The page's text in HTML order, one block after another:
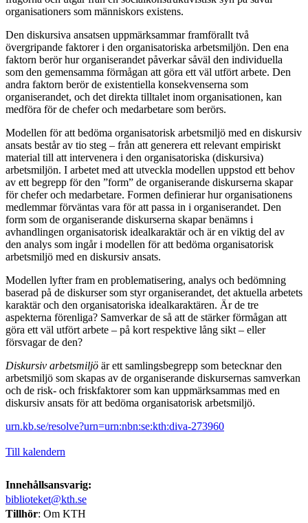
organisationers som människors existens.
Den diskursiva ansatsen uppmärksammar framförallt två
övergripande faktorer i den organisatoriska arbetsmiljön. Den ena
faktorn berör hur organiserandet påverkar såväl den individuella
som den gemensamma förmågan att göra ett väl utfört arbete. Den
andra faktorn berör de existentiella konsekvenserna som
organiserandet, och det direkta tilltalet inom organisationen, kan
medföra för de chefer och medarbetare som berörs.
Modellen för att bedöma organisatorisk arbetsmiljö med en diskursiv
ansats består av tio steg – från att generera ett relevant empiriskt
material till att intervenera i den organisatoriska (diskursiva)
arbetsmiljön. I arbetet med att utveckla modellen uppstod ett behov
av ett begrepp för den ”form” de organiserande diskurserna skapar
för chefer och medarbetare. Formen definierar hur organisationens
medlemmar förväntas vara för att passa in i organiserandet. Den
form som de organiserande diskurserna skapar benämns i
avhandlingen organisatorisk idealkaraktär och är en viktig del av
den analys som ingår i modellen för att bedöma organisatorisk
arbetsmiljö med en diskursiv ansats.
Modellen lyfter fram en problematisering, analys och bedömning
baserad på de diskurser som styr organiserandet, det aktuella arbetets
karaktär och den organisatoriska idealkaraktären. Är de tre
aspekterna förenliga? Samverkar de så att de stärker förmågan att
göra ett väl utfört arbete – på kort respektive lång sikt – eller
försvagar de den?
Diskursiv arbetsmiljö är ett samlingsbegrepp som betecknar den
arbetsmiljö som skapas av de organiserande diskursernas samverkan
och de risk- och friskfaktorer som kan uppmärksammas med en
diskursiv ansats för att bedöma organisatorisk arbetsmiljö.
urn.kb.se/resolve?urn=urn:nbn:se:kth:diva-273960
Till kalendern
Innehållsansvarig:
biblioteket@kth.se
Tillhör: Om KTH